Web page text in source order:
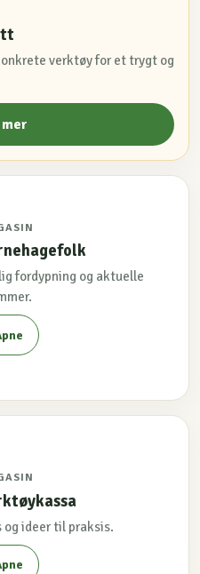
verktøy for et trygt og
fordypning og aktuelle
og ideer til praksis.